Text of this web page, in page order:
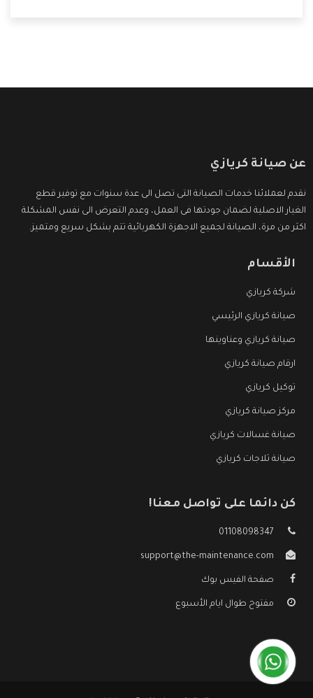
عن صيانة كريازي
نقدم لعملائنا خدمات الصيانة التى تصل الى عدة سنوات مع توفير قطع
الغيار الاصلية لضمان جودتها فى العمل، وعدم التعرض الى نفس المشكلة
اكثر من مرة، الصيانة لجميع الاجهزة الكهربائية تتم بشكل سريع ومتميز.
الأقسام
شركة كريازي
صيانة كريازي الرئيسي
صيانة كريازي وعناوينها
ارقام صيانة كريازي
توكيل كريازي
مركز صيانة كريازي
صيانة غسالات كريازي
صيانة ثلاجات كريازي
كن دائما على تواصل معنا!
01108098347
support@the-maintenance.com
صفحة الفيس بوك
مفتوح طوال ايام الأسبوع